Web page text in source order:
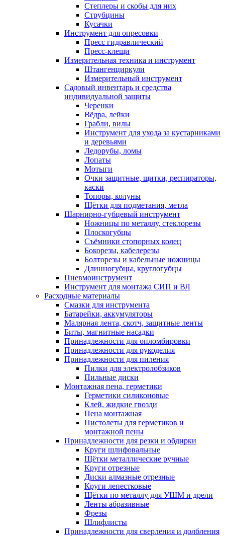
Степлеры и скобы для них
Струбцины
Кусачки
Инструмент для опресовки
Пресс гидравлический
Пресс-клещи
Измерительная техника и инструмент
Штангенциркули
Измерительный инструмент
Садовый инвентарь и средства
индивидуальной защиты
Черенки
Вёдра, лейки
Грабли, вилы
Инструмент для ухода за кустарниками
и деревьями
Ледорубы, ломы
Лопаты
Мотыги
Очки защитные, щитки, респираторы,
каски
Топоры, колуны
Щётки для подметания, метла
Шарнирно-губцевый инструмент
Ножницы по металлу, стеклорезы
Плоскогубцы
Съёмники стопорных колец
Бокорезы, кабелерезы
Болторезы и кабельные ножницы
Длинногубцы, круглогубцы
Пневмоинструмент
Инструмент для монтажа СИП и ВЛ
Расходные материалы
Смазки для инструмента
Батарейки, аккумуляторы
Малярная лента, скотч, защитные ленты
Биты, магнитные насадки
Принадлежности для опломбировки
Принадлежности для рукоделия
Принадлежности для пиления
Пилки для электролобзиков
Пильные диски
Монтажная пена, герметики
Герметики силиконовые
Клей, жидкие гвозди
Пена монтажная
Пистолеты для герметиков и
монтажной пены
Принадлежности для резки и обдирки
Круги шлифовальные
Щётки металлические ручные
Круги отрезные
Диски алмазные отрезные
Круги лепестковые
Щётки по металлу для УШМ и дрели
Ленты абразивные
Фрезы
Шлифлисты
Принадлежности для сверления и долбления